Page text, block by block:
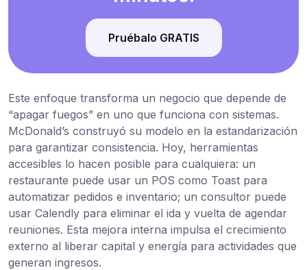
Pruébalo GRATIS
Este enfoque transforma un negocio que depende de
“apagar fuegos” en uno que funciona con sistemas.
McDonald’s construyó su modelo en la estandarización
para garantizar consistencia. Hoy, herramientas
accesibles lo hacen posible para cualquiera: un
restaurante puede usar un POS como Toast para
automatizar pedidos e inventario; un consultor puede
usar Calendly para eliminar el ida y vuelta de agendar
reuniones. Esta mejora interna impulsa el crecimiento
externo al liberar capital y energía para actividades que
generan ingresos.